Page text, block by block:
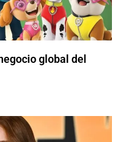
global del